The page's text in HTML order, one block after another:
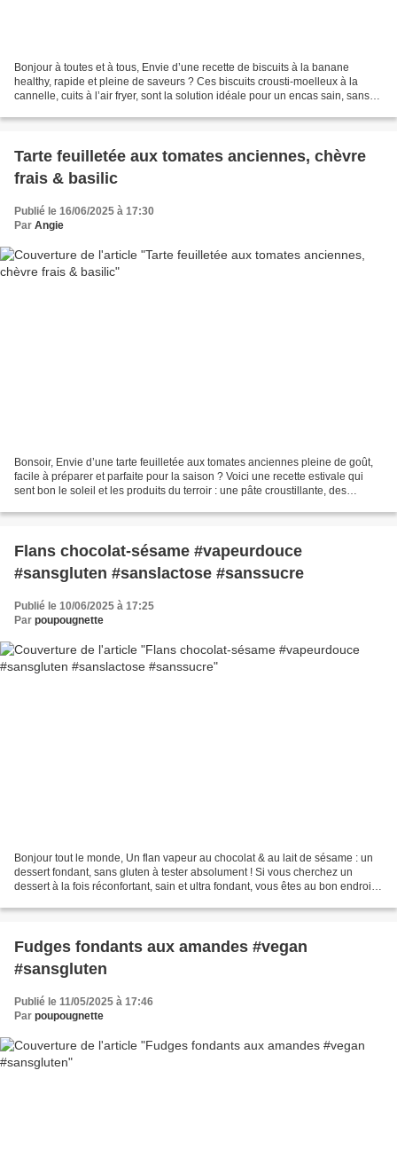
Bonjour à toutes et à tous, Envie d’une recette de biscuits à la banane
healthy, rapide et pleine de saveurs ? Ces biscuits crousti-moelleux à la
cannelle, cuits à l’air fryer, sont la solution idéale pour un encas sain, sans
Tarte feuilletée aux tomates anciennes, chèvre
frais & basilic
Publié le 16/06/2025 à 17:30
Par Angie
Bonsoir, Envie d’une tarte feuilletée aux tomates anciennes pleine de goût,
facile à préparer et parfaite pour la saison ? Voici une recette estivale qui
sent bon le soleil et les produits du terroir : une pâte croustillante, des
Flans chocolat-sésame #vapeurdouce
#sansgluten #sanslactose #sanssucre
Publié le 10/06/2025 à 17:25
Par poupougnette
Bonjour tout le monde, Un flan vapeur au chocolat & au lait de sésame : un
dessert fondant, sans gluten à tester absolument ! Si vous cherchez un
dessert à la fois réconfortant, sain et ultra fondant, vous êtes au bon endroit.
Fudges fondants aux amandes #vegan
#sansgluten
Publié le 11/05/2025 à 17:46
Par poupougnette